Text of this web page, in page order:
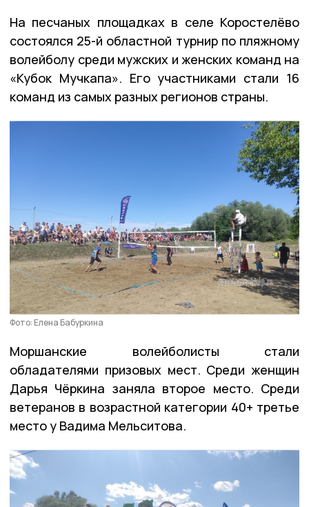
На песчаных площадках в селе Коростелёво
состоялся 25-й областной турнир по пляжному
волейболу среди мужских и женских команд на
«Кубок Мучкапа». Его участниками стали 16
команд из самых разных регионов страны.
Фото: Елена Бабуркина
Моршанские волейболисты стали
обладателями призовых мест. Среди женщин
Дарья Чёркина заняла второе место. Среди
ветеранов в возрастной категории 40+ третье
место у Вадима Мельситова.